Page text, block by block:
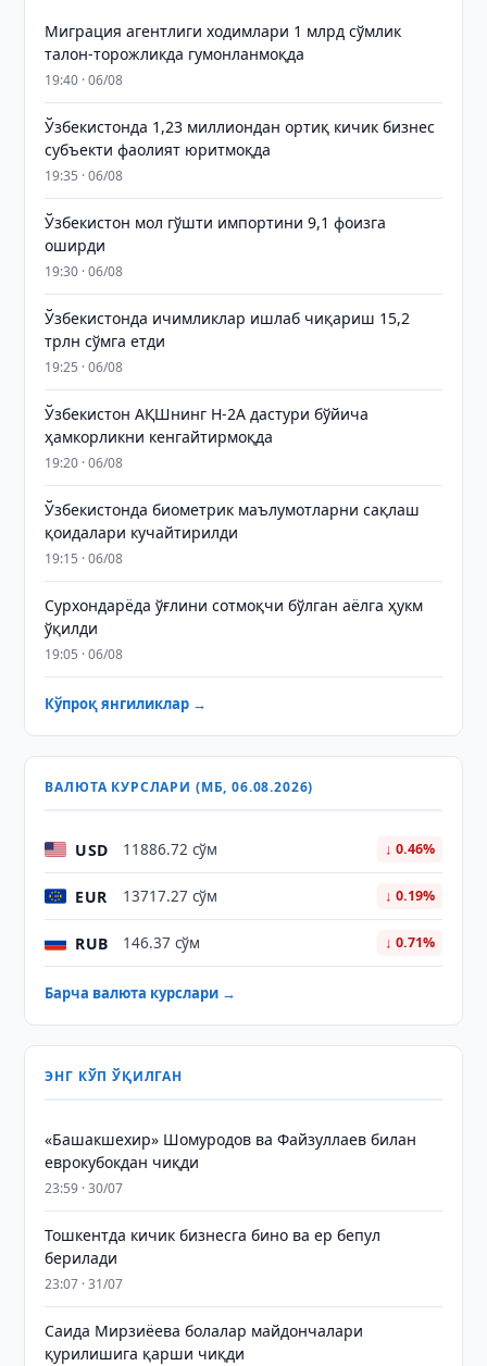
Миграция агентлиги ходимлари 1 млрд сўмлик
талон-торожликда гумонланмоқда
19:40 · 06/08
Ўзбекистонда 1,23 миллиондан ортиқ кичик бизнес
субъекти фаолият юритмоқда
19:35 · 06/08
Ўзбекистон мол гўшти импортини 9,1 фоизга
оширди
19:30 · 06/08
Ўзбекистонда ичимликлар ишлаб чиқариш 15,2
трлн сўмга етди
19:25 · 06/08
Ўзбекистон АҚШнинг H-2A дастури бўйича
ҳамкорликни кенгайтирмоқда
19:20 · 06/08
Ўзбекистонда биометрик маълумотларни сақлаш
қоидалари кучайтирилди
19:15 · 06/08
Сурхондарёда ўғлини сотмоқчи бўлган аёлга ҳукм
ўқилди
19:05 · 06/08
Кўпроқ янгиликлар →
ВАЛЮТА КУРСЛАРИ (МБ, 06.08.2026)
USD 11886.72 сўм ↓ 0.46%
EUR 13717.27 сўм ↓ 0.19%
RUB 146.37 сўм ↓ 0.71%
Барча валюта курслари →
ЭНГ КЎП ЎҚИЛГАН
«Башакшехир» Шомуродов ва Файзуллаев билан
еврокубокдан чиқди
23:59 · 30/07
Тошкентда кичик бизнесга бино ва ер бепул
берилади
23:07 · 31/07
Саида Мирзиёева болалар майдончалари
қурилишига қарши чиқди